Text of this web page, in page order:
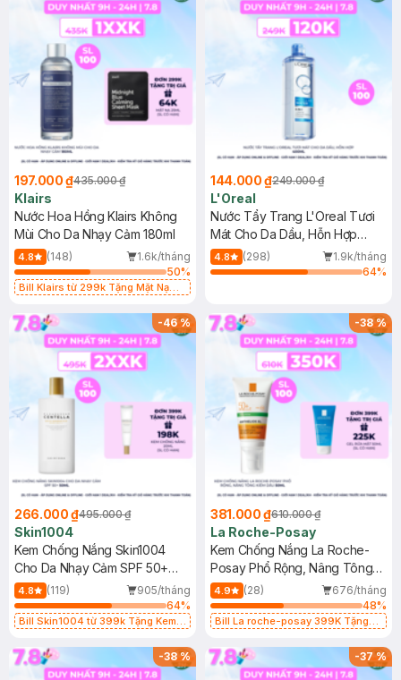
197.000 ₫435.000 ₫
Klairs
Nước Hoa Hồng Klairs Không
Mùi Cho Da Nhạy Cảm 180ml
4.8 (148)
1.6k/tháng
50%
Bill Klairs từ 299k Tặng Mặt Nạ
25ml (SL Có Hạn)
144.000 ₫249.000 ₫
L'Oreal
Nước Tẩy Trang L'Oreal Tươi
Mát Cho Da Dầu, Hỗn Hợp
400ml
4.8 (298)
1.9k/tháng
64%
-46%
266.000 ₫495.000 ₫
Skin1004
Kem Chống Nắng Skin1004
Cho Da Nhạy Cảm SPF 50+
50ml
4.8 (119)
905/tháng
64%
Bill Skin1004 từ 399k Tặng Kem
SPF 50+ 20ml (SL Có Hạn)
-38%
381.000 ₫610.000 ₫
La Roche-Posay
Kem Chống Nắng La Roche-
Posay Phổ Rộng, Nâng Tông
Kiềm Dầu 50ml
4.9 (28)
676/tháng
48%
Bill La roche-posay 399K Tặng
(SL có hạn)
-38% -37%